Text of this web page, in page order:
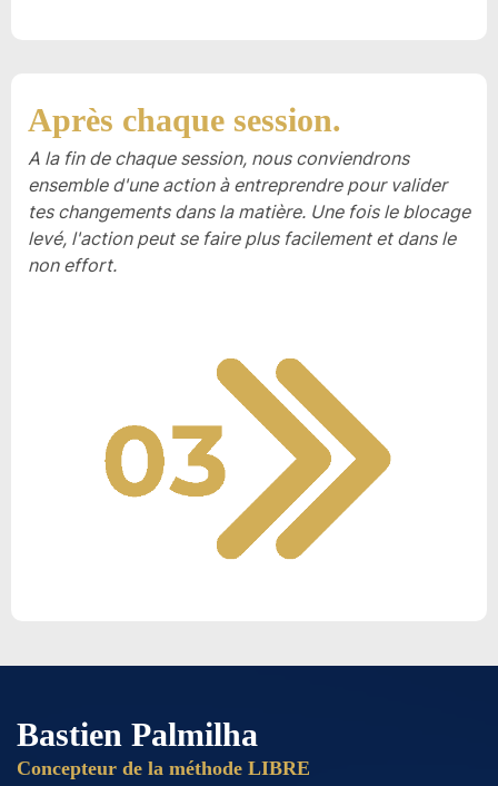
Après chaque session.
A la fin de chaque session, nous conviendrons
ensemble d'une action à entreprendre pour valider
tes changements dans la matière. Une fois le blocage
levé, l'action peut se faire plus facilement et dans le
non effort.
Bastien Palmilha
Concepteur de la méthode LIBRE